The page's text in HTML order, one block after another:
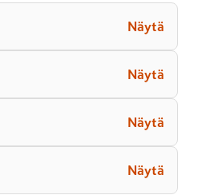
Näytä
Näytä
Näytä
Näytä